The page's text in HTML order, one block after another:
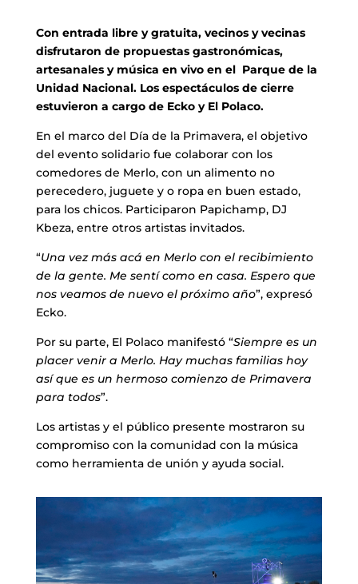
Con entrada libre y gratuita, vecinos y vecinas
disfrutaron de propuestas gastronómicas,
artesanales y música en vivo en el Parque de la
Unidad Nacional. Los espectáculos de cierre
estuvieron a cargo de Ecko y El Polaco.
En el marco del Día de la Primavera, el objetivo
del evento solidario fue colaborar con los
comedores de Merlo, con un alimento no
perecedero, juguete y o ropa en buen estado,
para los chicos. Participaron Papichamp, DJ
Kbeza, entre otros artistas invitados.
“Una vez más acá en Merlo con el recibimiento
de la gente. Me sentí como en casa. Espero que
nos veamos de nuevo el próximo año”, expresó
Ecko.
Por su parte, El Polaco manifestó “Siempre es un
placer venir a Merlo. Hay muchas familias hoy
así que es un hermoso comienzo de Primavera
para todos”.
Los artistas y el público presente mostraron su
compromiso con la comunidad con la música
como herramienta de unión y ayuda social.